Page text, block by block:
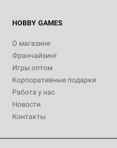
HOBBY GAMES
О магазине
Франчайзинг
Игры оптом
Корпоративные подарки
Работа у нас
Новости
Контакты